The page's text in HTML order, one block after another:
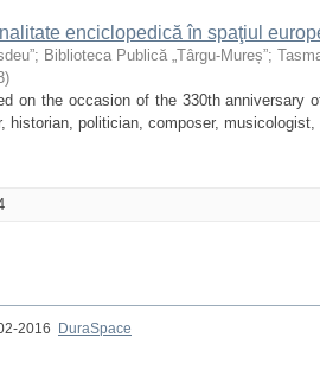
enciclopedică în spaţiul
; Biblioteca Publică „Târgu-Mureș”;
)
on the occasion of the 330th anniversary
historian, politician, composer,
2016
DuraSpace